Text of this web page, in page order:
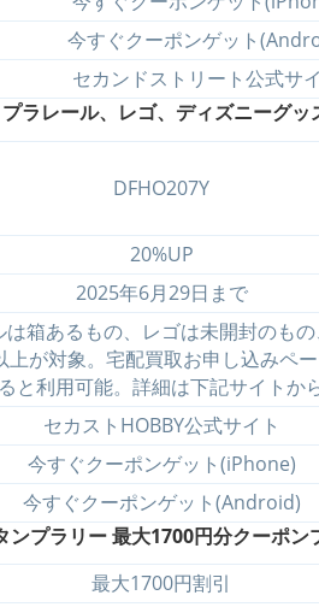
今すぐクーポンゲット
セカンドストリート公式サ
ラレール、レゴ、ディズニーグッ
DFHO207Y
20%UP
2025年6月29日まで
は箱あるもの、レゴは未開封のも
上が対象。宅配買取お申し込みペ
と利用可能。詳細は下記サイトか
セカストHOBBY公式サイト
今すぐクーポンゲット(iPhone)
今すぐクーポンゲット(Android)
ンプラリー 最大1700円分クーポン
最大1700円割引